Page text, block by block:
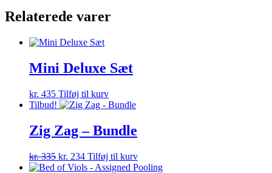
Relaterede varer
Mini Deluxe Sæt
kr. 435 Tilføj til kurv
Tilbud!
Zig Zag – Bundle
kr.335 Den
oprindelige
kr. 234Den
aktuelle
Tilføj til kurv